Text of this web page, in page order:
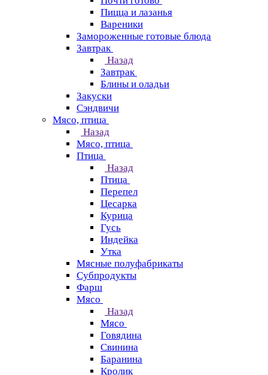
Пицца и лазанья
Вареники
Замороженные готовые блюда
Завтрак
Назад
Завтрак
Блины и оладьи
Закуски
Сэндвичи
Мясо, птица
Назад
Мясо, птица
Птица
Назад
Птица
Перепел
Цесарка
Курица
Гусь
Индейка
Утка
Мясные полуфабрикаты
Субпродукты
Фарш
Мясо
Назад
Мясо
Говядина
Свинина
Баранина
Кролик